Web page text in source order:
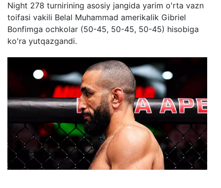
Night 278 turnirining asosiy jangida yarim o'rta vazn
toifasi vakili Belal Muhammad amerikalik Gibriel
Bonfimga ochkolar (50-45, 50-45, 50-45) hisobiga
ko'ra yutqazgandi.